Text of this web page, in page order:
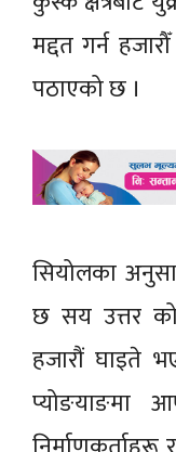
मद्दत गर्न
पठाएको छ ।
सियोलका
छ सय उत्तर
हजारौं घाइते
प्योङयाङमा